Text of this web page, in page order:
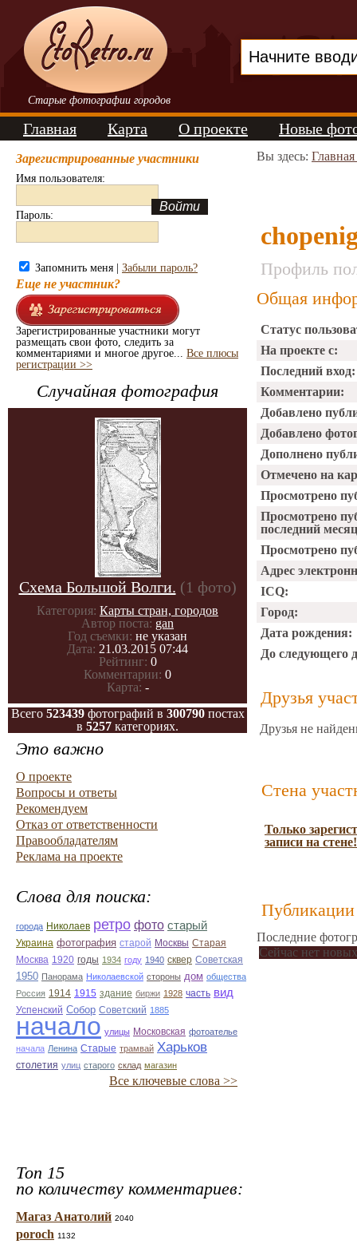
Старые фотографии городов
Главная Карта О проекте Новые
Зарегистрированные участники
Имя пользователя:
Пароль:
Запомнить меня | Забыли пароль?
Еще не участник?
Зарегистрированные участники могут
размещать свои фото, следить за
комментариями и многое другое... Все плюсы
регистрации >>
Случайная фотография
Схема Большой Волги. (1 фото)
Категория: Карты стран, городов
Автор поста: gan
Год съемки: не указан
Дата: 21.03.2015 07:44
Рейтинг: 0
Комментарии: 0
Карта: -
Всего 523439фотографий в 300790постах
в 5257 категориях.
Это важно
О проекте
Вопросы и ответы
Рекомендуем
Отказ от ответственности
Правообладателям
Реклама на проекте
Слова для поиска:
города Николаев ретро фото старый
Украина фотография старой Москвы Старая
Москва 1920 годы 1934 году 1940 сквер Советская
1950 Панорама Николаевской стороны дом общества
Россия 1914 1915 здание биржи 1928 часть вид
Успенский Собор Советский 1885
начало улицы Московская фотоателье
начала Ленина Старые трамвай Харьков
столетия улиц старого склад магазин
Все ключевые слова >>
Топ 15
по количеству комментариев:
Магаз Анатолий 2040
poroch 1132
Вы здесь:
Профиль
Общая
Статус
На проекте с:
Последний вход:
Комментарии:
Добавлено
Добавлено
Дополнено
Отмечено на
Просмотрено
Просмотрено
последний
Просмотрено
Адрес
ICQ:
Город:
Дата рождения:
До следующего
Друзья
Друзья не
Стена
Только
записи на стене!
Публикации
Последние
Сейчас нет